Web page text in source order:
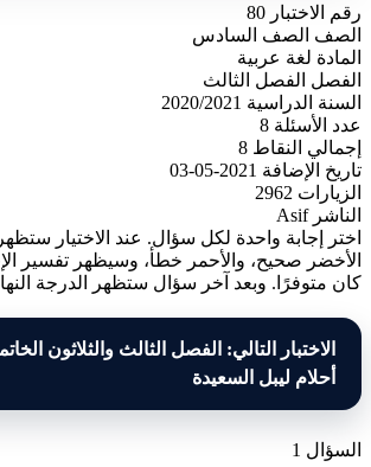
رقم الاختبار 80
الصف
الصف السادس
المادة لغة عربية
الفصل
الفصل الثالث
السنة الدراسية
2020/2021
عدد الأسئلة 8
إجمالي النقاط 8
تاريخ الإضافة
2021-05-03
الزيارات 2962
الناشر Asif
اختر إجابة واحدة لكل سؤال. عند الاختيار ستظهر
الأخضر صحيح، والأحمر خطأ، وسيظهر تفسير
كان متوفرًا. وبعد آخر سؤال ستظهر الدرجة
الاختبار التالي: الفصل الثالث والثلاثون
أحلام ليبل السعيدة
السؤال 1